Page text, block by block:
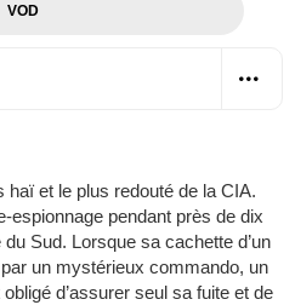
VOD
haï et le plus redouté de la CIA.
espionnage pendant près de dix
Sud. Lorsque sa cachette d’un
un mystérieux commando, un
d’assurer seul sa fuite et de